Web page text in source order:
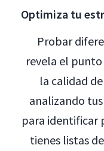
Optimiza tu
Probar
revela el
la calidad
analizando
para identificar
tienes listas